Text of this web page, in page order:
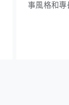
事風格和專